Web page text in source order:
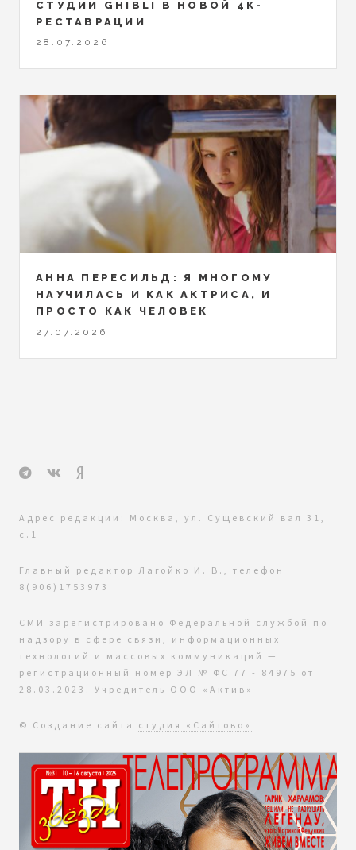
СТУДИИ GHIBLI В НОВОЙ 4K-
РЕСТАВРАЦИИ
28.07.2026
АННА ПЕРЕСИЛЬД: Я МНОГОМУ
НАУЧИЛАСЬ И КАК АКТРИСА, И
ПРОСТО КАК ЧЕЛОВЕК
27.07.2026
Адрес редакции: Москва, ул. Сущевский вал 31,
с.1
Главный редактор Лагойко И. В., телефон
8(906)1753973
СМИ зарегистрировано Федеральной службой по
надзору в сфере связи, информационных
технологий и массовых коммуникаций —
регистрационный номер ЭЛ № ФС 77 - 84975 от
28.03.2023. Учредитель ООО «Актив»
© Создание сайта студия «Сайтово»